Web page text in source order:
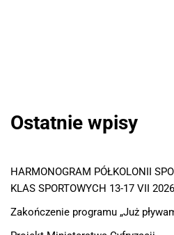
Ostatnie wpisy
HARMONOGRAM PÓŁKOLONII
KLAS SPORTOWYCH 13-17 VII 2026
Zakończenie programu „Już